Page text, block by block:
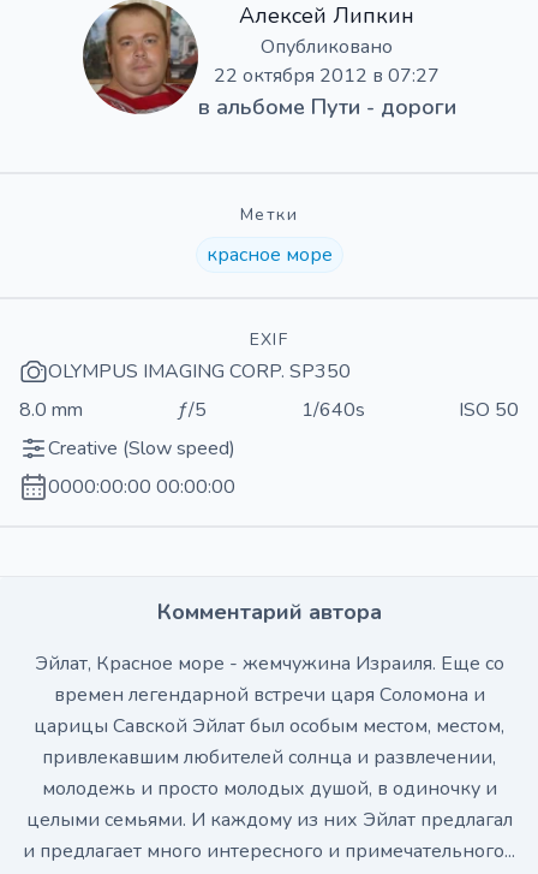
Алексей Липкин
Опубликовано
22 октября 2012 в 07:27
в альбоме Пути - дороги
Метки
красное море
EXIF
OLYMPUS IMAGING CORP. SP350
8.0 mm
ƒ/5 1/640s
ISO 50
Creative (Slow speed)
0000:00:00 00:00:00
Комментарий автора
Эйлат, Красное море - жемчужина Израиля. Еще со
времен легендарной встречи царя Соломона и
царицы Савской Эйлат был особым местом, местом,
привлекавшим любителей солнца и развлечении,
молодежь и просто молодых душой, в одиночку и
целыми семьями. И каждому из них Эйлат предлагал
и предлагает много интересного и примечательного...